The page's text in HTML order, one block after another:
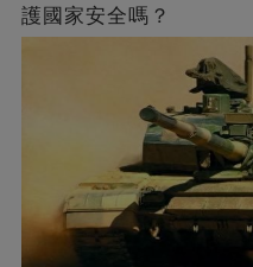
護國家安全嗎？